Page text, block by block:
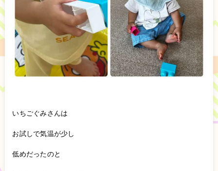
いちごぐみさんは
お試しで気温が少し
低めだったのと